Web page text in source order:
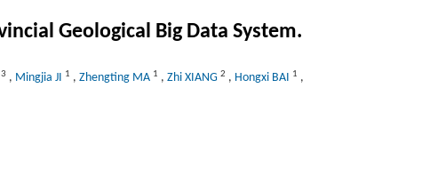
Geological Big Data System.
3 , Mingjia JI 1 , Zhengting MA 1 , Zhi XIANG 2 , Hongxi BAI 1 ,